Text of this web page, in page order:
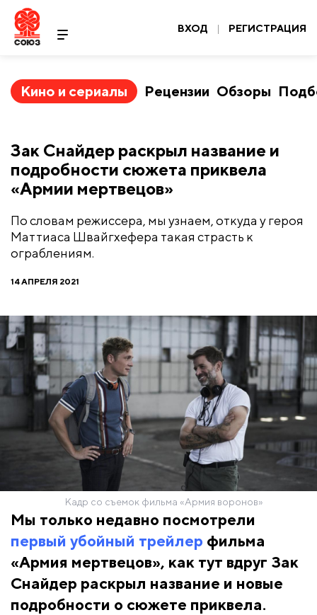
ВХОД | РЕГИСТРАЦИЯ
Кино и сериалы Рецензии Обзоры
Зак Снайдер раскрыл название и
подробности сюжета приквела
«Армии мертвецов»
По словам режиссера, мы узнаем, откуда у героя
Маттиаса Швайгхефера такая страсть к
ограблениям.
14 АПРЕЛЯ 2021
Кадр со съемок фильма «Армия воронов»
Мы только недавно посмотрели
первый убойный трейлер фильма
«Армия мертвецов», как тут вдруг Зак
Снайдер раскрыл название и новые
подробности о сюжете приквела.